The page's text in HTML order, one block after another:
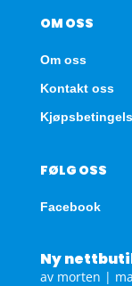
OM OSS
Om oss
Kontakt oss
FØLG OSS
Facebook
Ny
av morten |